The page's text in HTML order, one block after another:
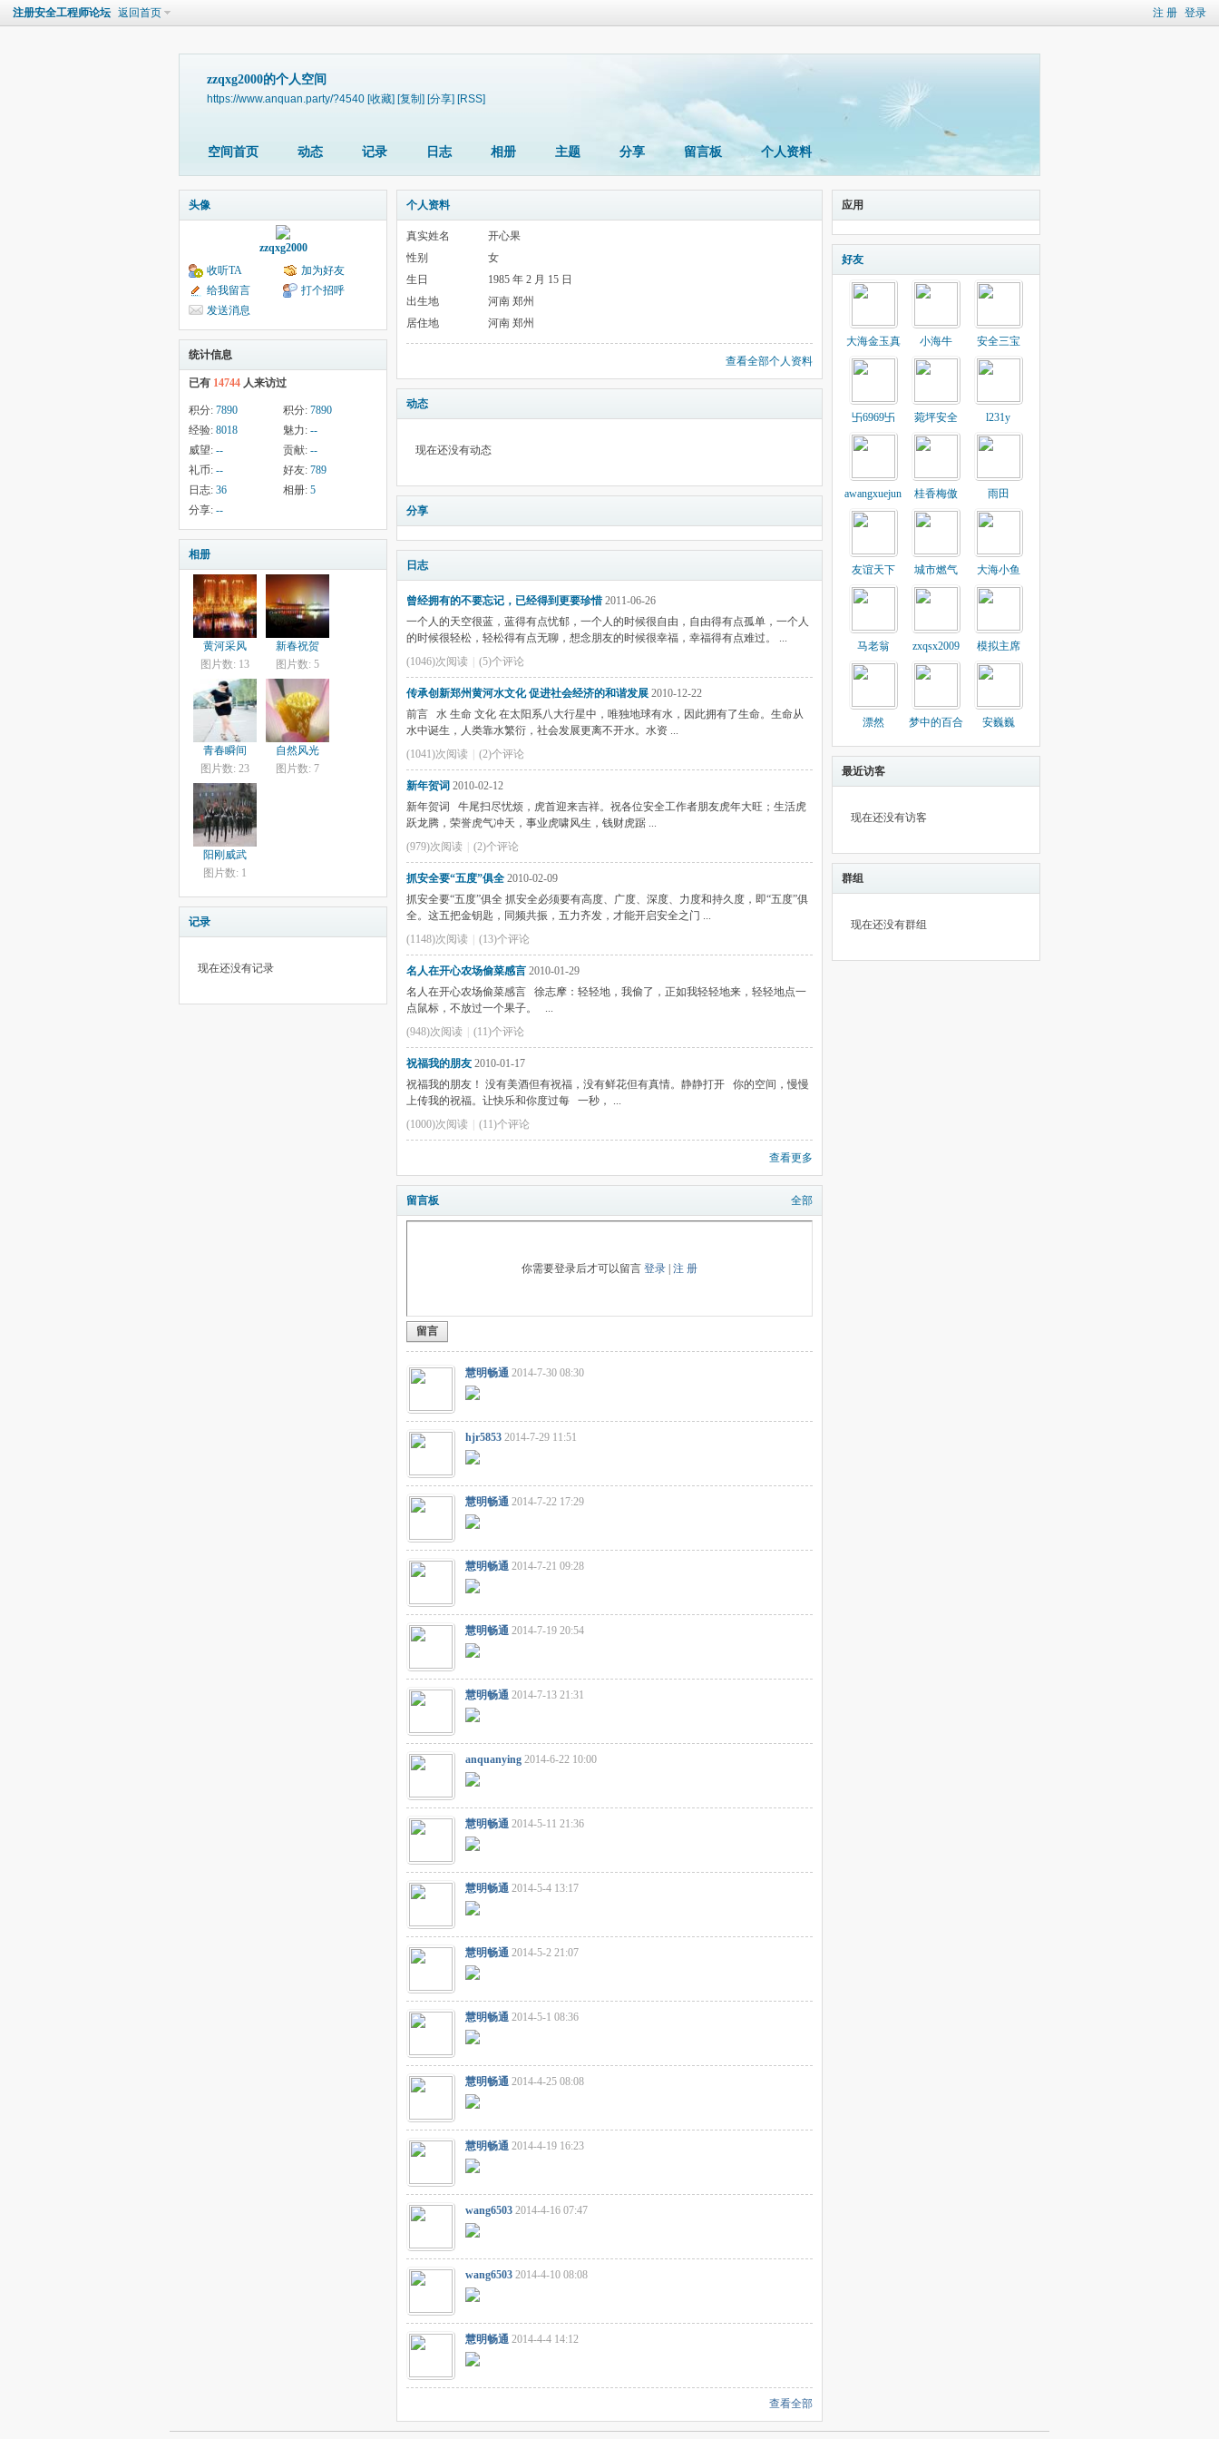
注 册 登录
注册安全工程师论坛 返回首页
zzqxg2000的个人空间
https://www.anquan.party/?4540 [收藏] [复制] [分享] [RSS]
空间首页 动态 记录 日志 相册 主题 分享 留言板 个人资料
头像
zzqxg2000
收听TA
加为好友
给我留言
打个招呼
发送消息
统计信息
已有 14744 人来访过
积分: 7890 积分: 7890
经验: 8018 魅力: --
威望: -- 贡献: --
礼币: -- 好友: 789
日志: 36 相册: 5
分享: --
相册
黄河采风
图片数: 13
新春祝贺
图片数: 5
青春瞬间
图片数: 23
自然风光
图片数: 7
阳刚威武
图片数: 1
记录
现在还没有记录
个人资料
真实姓名
开心果
性别
女
生日
1985 年 2 月 15 日
出生地
河南 郑州
居住地
河南 郑州
查看全部个人资料
动态
现在还没有动态
分享
日志
曾经拥有的不要忘记，已经得到更要珍惜 2011-06-26
一个人的天空很蓝，蓝得有点忧郁，一个人的时候很自由，自由得有点孤单，一个人
的时候很轻松，轻松得有点无聊，想念朋友的时候很幸福，幸福得有点难过。 ...
(1046)次阅读
(5)个评论
传承创新郑州黄河水文化 促进社会经济的和谐发展 2010-12-22
前言 水 生命 文化 在太阳系八大行星中，唯独地球有水，因此拥有了生命。生命从
水中诞生，人类靠水繁衍，社会发展更离不开水。水资 ...
(1041)次阅读
(2)个评论
新年贺词 2010-02-12
新年贺词 牛尾扫尽忧烦，虎首迎来吉祥。祝各位安全工作者朋友虎年大旺；生活虎
跃龙腾，荣誉虎气冲天，事业虎啸风生，钱财虎踞 ...
(979)次阅读
(2)个评论
抓安全要“五度”俱全 2010-02-09
抓安全要“五度”俱全 抓安全必须要有高度、广度、深度、力度和持久度，即“五度”俱
全。这五把金钥匙，同频共振，五力齐发，才能开启安全之门 ...
(1148)次阅读
(13)个评论
名人在开心农场偷菜感言 2010-01-29
名人在开心农场偷菜感言 徐志摩：轻轻地，我偷了，正如我轻轻地来，轻轻地点一
点鼠标，不放过一个果子。 ...
(948)次阅读
(11)个评论
祝福我的朋友 2010-01-17
祝福我的朋友！ 没有美酒但有祝福，没有鲜花但有真情。静静打开 你的空间，慢慢
上传我的祝福。让快乐和你度过每 一秒， ...
(1000)次阅读
(11)个评论
查看更多
留言板 全部
你需要登录后才可以留言 登录 注 册
留言
慧明畅通 2014-7-30 08:30
hjr5853 2014-7-29 11:51
慧明畅通 2014-7-22 17:29
慧明畅通 2014-7-21 09:28
慧明畅通 2014-7-19 20:54
慧明畅通 2014-7-13 21:31
anquanying 2014-6-22 10:00
慧明畅通 2014-5-11 21:36
慧明畅通 2014-5-4 13:17
慧明畅通 2014-5-2 21:07
慧明畅通 2014-5-1 08:36
慧明畅通 2014-4-25 08:08
慧明畅通 2014-4-19 16:23
wang6503 2014-4-16 07:47
wang6503 2014-4-10 08:08
慧明畅通 2014-4-4 14:12
查看全部
应用
好友
大海金玉真 小海牛 安全三宝
卐6969卐 菀坪安全 l231y
awangxuejun 桂香梅傲 雨田
友谊天下 城市燃气 大海小鱼
马老翁 zxqsx2009 模拟主席
漂然 梦中的百合 安巍巍
最近访客
现在还没有访客
群组
现在还没有群组